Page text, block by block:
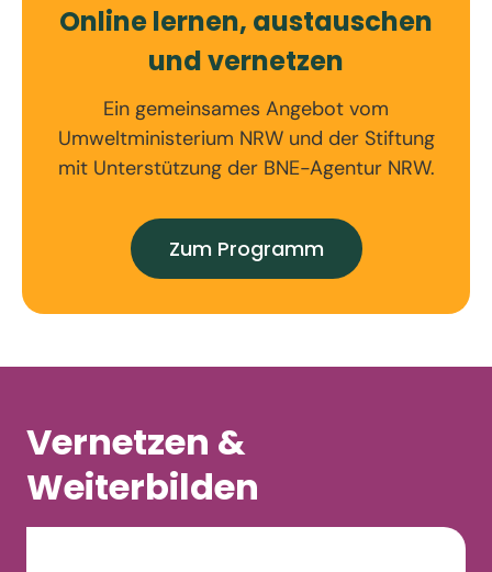
Online lernen, austauschen
und vernetzen
Ein gemeinsames Angebot vom
Umweltministerium NRW und der Stiftung
mit Unterstützung der BNE-Agentur NRW.
Zum Programm
Vernetzen &
Weiterbilden